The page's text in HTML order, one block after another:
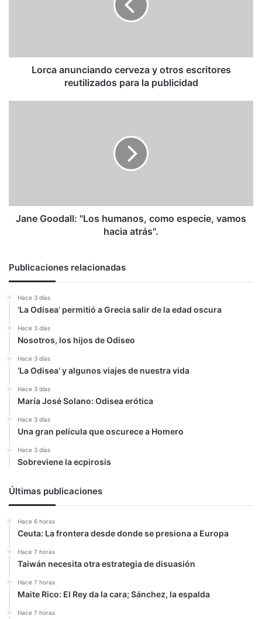
la
publicidadLorca anunciando cerveza y otros escritores
reutilizados para la publicidad
atrás".
Jane Goodall: "Los humanos, como especie, vamos
hacia atrás".
Publicaciones relacionadas
Hace 3 días
‘La Odisea’ permitió a Grecia salir de la edad oscura
Hace 3 días
Nosotros, los hijos de Odiseo
Hace 3 días
‘La Odisea’ y algunos viajes de nuestra vida
Hace 3 días
María José Solano: Odisea erótica
Hace 3 días
Una gran película que oscurece a Homero
Hace 3 días
Sobreviene la ecpirosis
Últimas publicaciones
Hace 6 horas
Ceuta: La frontera desde donde se presiona a Europa
Hace 7 horas
Taiwán necesita otra estrategia de disuasión
Hace 7 horas
Maite Rico: El Rey da la cara; Sánchez, la espalda
Hace 7 horas